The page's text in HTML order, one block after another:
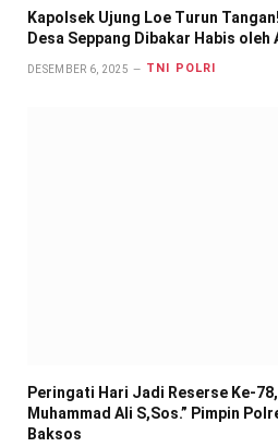
Kapolsek Ujung Loe Turun
Desa Seppang Dibakar Habis oleh
DESEMBER 6, 2025 TNI POLRI
Peringati Hari Jadi Reserse Ke-
Muhammad Ali S,Sos.” Pimpin
Baksos